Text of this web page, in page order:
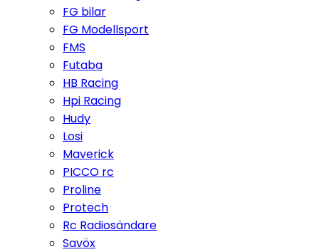
FG bilar
FG Modellsport
FMS
Futaba
HB Racing
Hpi Racing
Hudy
Losi
Maverick
PICCO rc
Proline
Protech
Rc Radiosändare
Savöx